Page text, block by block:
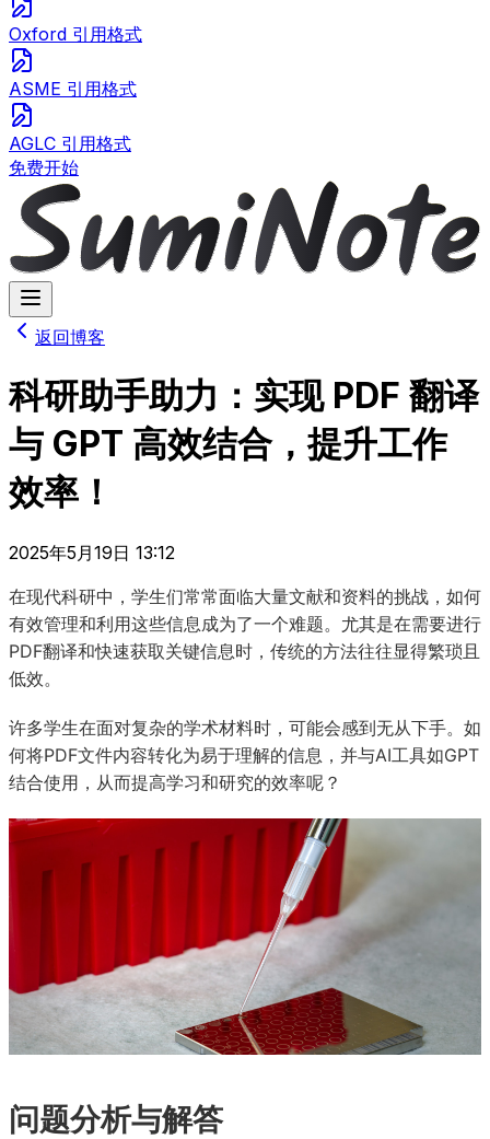
Oxford 引用格式
ASME 引用格式
AGLC 引用格式
免费开始
返回博客
科研助手助力：实现 PDF 翻译
与 GPT 高效结合，提升工作
效率！
2025年5月19日 13:12
在现代科研中，学生们常常面临大量文献和资料的挑战，如何
有效管理和利用这些信息成为了一个难题。尤其是在需要进行
PDF翻译和快速获取关键信息时，传统的方法往往显得繁琐且
低效。
许多学生在面对复杂的学术材料时，可能会感到无从下手。如
何将PDF文件内容转化为易于理解的信息，并与AI工具如GPT
结合使用，从而提高学习和研究的效率呢？
问题分析与解答